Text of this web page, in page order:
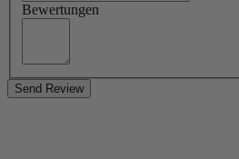
Bewertungen
Send Review